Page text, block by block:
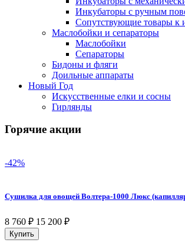
Инкубаторы с ручным
Сопутствующие товары к
Маслобойки и сепараторы
Маслобойки
Сепараторы
Бидоны и фляги
Доильные аппараты
Новый Год
Искусственные елки и сосны
Гирлянды
Горячие акции
-42%
Сушилка для овощей Волтера-1000 Люкс
8 760 ₽ 15 200 ₽
Купить